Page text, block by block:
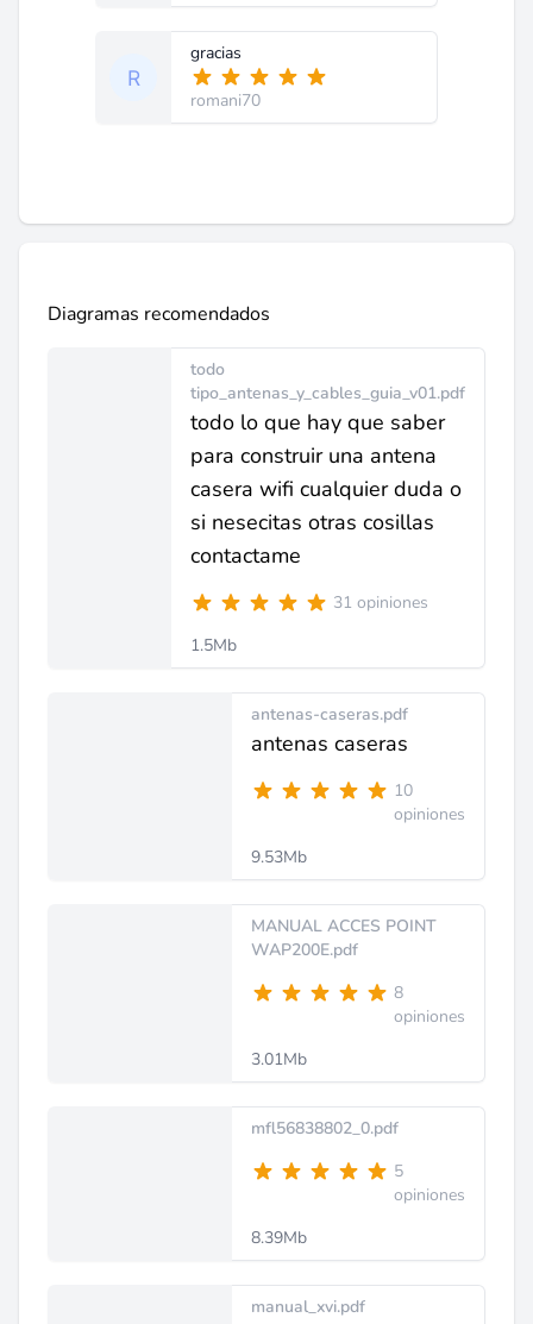
gracias
romani70
Diagramas recomendados
todo
tipo_antenas_y_cables_guia_v01.pdf
todo lo que hay que saber
para construir una antena
casera wifi cualquier duda o
si nesecitas otras cosillas
contactame
31 opiniones
1.5Mb
antenas-caseras.pdf
antenas caseras
10
opiniones
9.53Mb
MANUAL ACCES POINT
WAP200E.pdf
8
opiniones
3.01Mb
mfl56838802_0.pdf
5
opiniones
8.39Mb
manual_xvi.pdf